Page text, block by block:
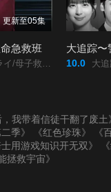
更新至05集
急救班
救命救急班/ 10.0 大追
，我带着信徒干翻了废土
季》 《红色珍珠》 《
用游戏知识开无双》
拯救宇宙》